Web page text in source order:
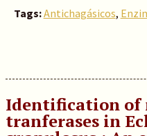
Tags:Antichagásicos,
Identification of
tranferases in